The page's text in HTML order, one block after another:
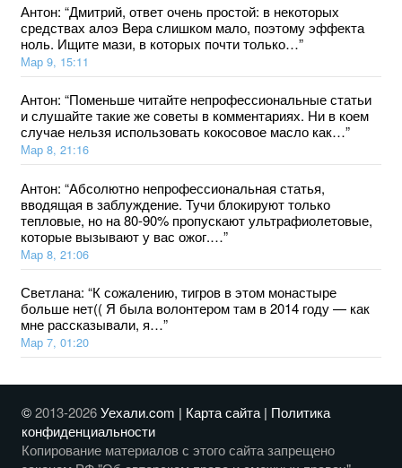
Антон: “Дмитрий, ответ очень простой: в некоторых
средствах aлoэ Bepa слишком мало, поэтому эффекта
ноль. Ищите мази, в которых почти только…”
Мар 9, 15:11
Антон: “Поменьше читайте непрофессиональные статьи
и слушайте такие же советы в комментариях. Ни в коем
случае нельзя использовать кокосовое масло как…”
Мар 8, 21:16
Антон: “Абсолютно непрофессиональная статья,
вводящая в заблуждение. Тучи блокируют только
тепловые, но на 80-90% пропускают ультрафиолетовые,
которые вызывают у вас ожог.…”
Мар 8, 21:06
Светлана: “К сожалению, тигров в этом монастыре
больше нет(( Я была волонтером там в 2014 году — как
мне рассказывали, я…”
Мар 7, 01:20
©2013-2026Уехали.com | Карта сайта| Политика
конфиденциальности
Копирование материалов с этого сайта запрещено